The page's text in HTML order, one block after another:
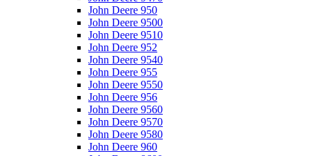
John Deere 950
John Deere 9500
John Deere 9510
John Deere 952
John Deere 9540
John Deere 955
John Deere 9550
John Deere 956
John Deere 9560
John Deere 9570
John Deere 9580
John Deere 960